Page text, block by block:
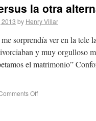
la otra
by Henry Villar
sorprendía ver en la tele
y muy orgulloso
el matrimonio”
Off